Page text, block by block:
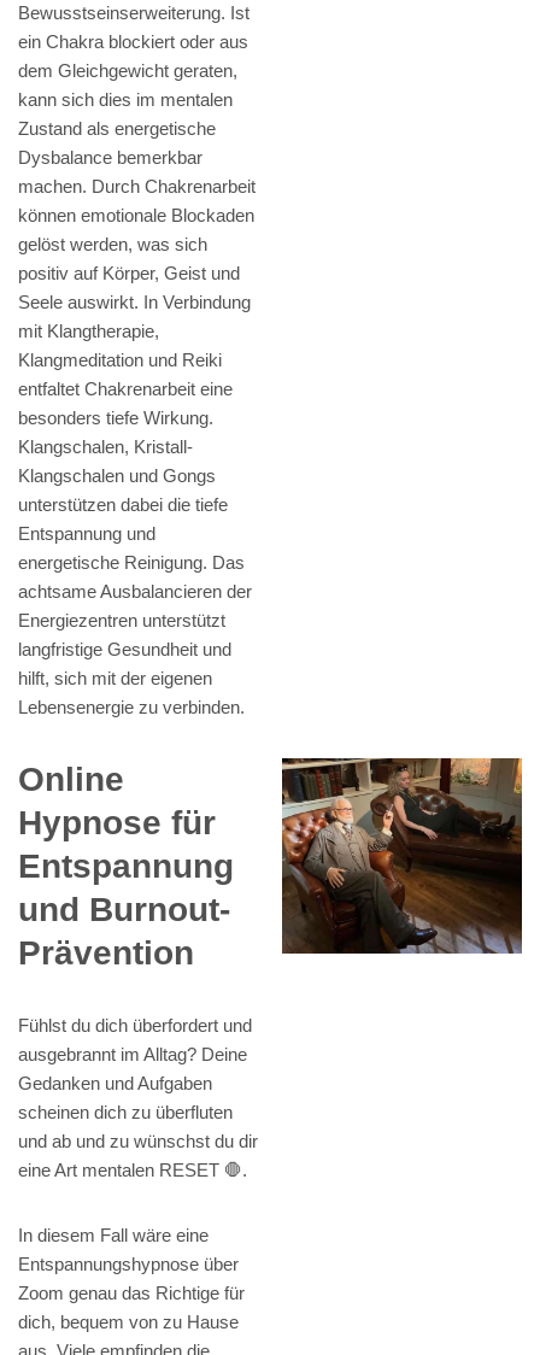
Bewusstseinserweiterung. Ist
ein Chakra blockiert oder aus
dem Gleichgewicht geraten,
kann sich dies im mentalen
Zustand als energetische
Dysbalance bemerkbar
machen. Durch Chakrenarbeit
können emotionale Blockaden
gelöst werden, was sich
positiv auf Körper, Geist und
Seele auswirkt. In Verbindung
mit Klangtherapie,
Klangmeditation und Reiki
entfaltet Chakrenarbeit eine
besonders tiefe Wirkung.
Klangschalen, Kristall-
Klangschalen und Gongs
unterstützen dabei die tiefe
Entspannung und
energetische Reinigung. Das
achtsame Ausbalancieren der
Energiezentren unterstützt
langfristige Gesundheit und
hilft, sich mit der eigenen
Lebensenergie zu verbinden.
Online
Hypnose für
Entspannung
und Burnout-
Prävention
Fühlst du dich überfordert und
ausgebrannt im Alltag? Deine
Gedanken und Aufgaben
scheinen dich zu überfluten
und ab und zu wünschst du dir
eine Art mentalen RESET 🛑.
In diesem Fall wäre eine
Entspannungshypnose über
Zoom genau das Richtige für
dich, bequem von zu Hause
aus. Viele empfinden die